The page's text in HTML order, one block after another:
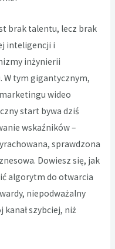
brak talentu, lecz brak
inteligencji i
inżynierii
W tym gigantycznym,
wideo
start bywa dziś
wskaźników –
sprawdzona
Dowiesz się, jak
algorytm do otwarcia
niepodważalny
szybciej, niż